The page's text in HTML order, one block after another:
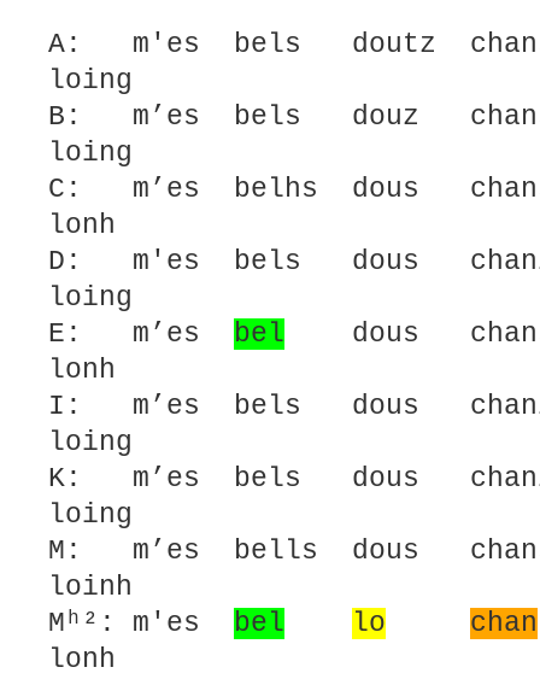
A: m'es bels doutz
loing
B: m’es bels douz
loing
C: m’es belhs dous
lonh
D: m'es bels dous
loing
E: m’es bel dous
lonh
I: m’es bels dous
loing
K: m’es bels dous
loing
M: m’es bells dous
loinh
Mʰ²: m'es bel lo chan
lonh